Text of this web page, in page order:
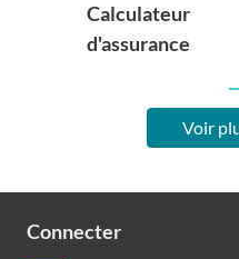
Calculateur
d'assurance
Voir
Connecter